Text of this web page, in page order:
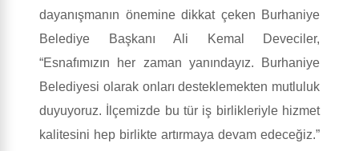
dayanışmanın önemine dikkat çeken Burhaniye
Belediye Başkanı Ali Kemal Deveciler,
“Esnafımızın her zaman yanındayız. Burhaniye
Belediyesi olarak onları desteklemekten mutluluk
duyuyoruz. İlçemizde bu tür iş birlikleriyle hizmet
kalitesini hep birlikte artırmaya devam edeceğiz.”